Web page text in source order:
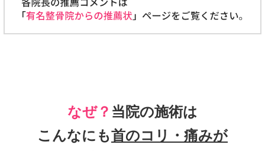
なぜ？ 当院の施術は
こんなにも首のコリ・痛みが